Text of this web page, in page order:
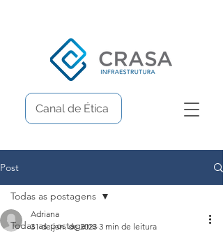
Canal de Ética
Post
Todas as postagens
Todas as postagens
Adriana
31 de jan. de 2023 3 min de leitura